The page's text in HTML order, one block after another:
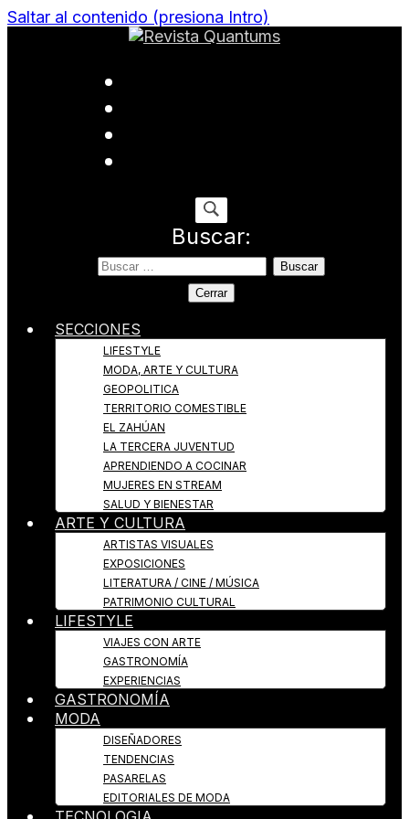
Saltar al contenido (presiona Intro)
Revista Quantums
Buscar:
Cerrar
SECCIONES
LIFESTYLE
MODA, ARTE Y CULTURA
GEOPOLITICA
TERRITORIO COMESTIBLE
EL ZAHÚAN
LA TERCERA JUVENTUD
APRENDIENDO A COCINAR
MUJERES EN STREAM
SALUD Y BIENESTAR
ARTE Y CULTURA
ARTISTAS VISUALES
EXPOSICIONES
LITERATURA / CINE / MÚSICA
PATRIMONIO CULTURAL
LIFESTYLE
VIAJES CON ARTE
GASTRONOMÍA
EXPERIENCIAS
GASTRONOMÍA
MODA
DISEÑADORES
TENDENCIAS
PASARELAS
EDITORIALES DE MODA